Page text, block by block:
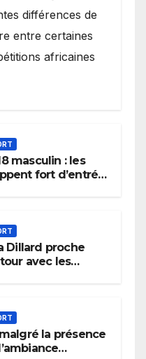
différences de
entre certaines
africaines
masculin : les
fort d’entrée
Dillard proche
avec les
la présence